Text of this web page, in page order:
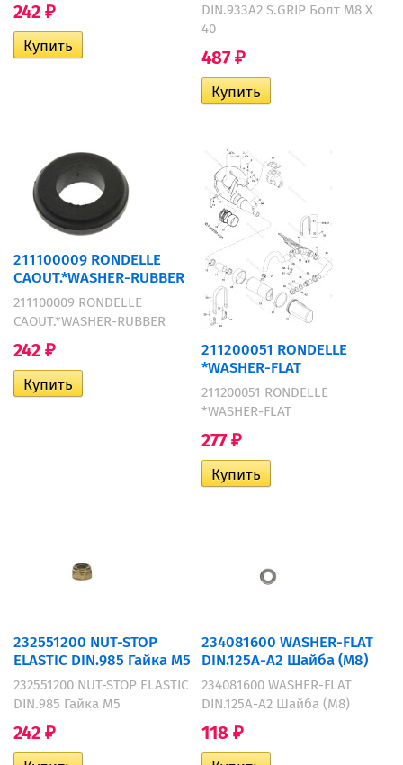
242 ₽
DIN.933A2 S.GRIP Болт M8 X
40
487 ₽
211100009 RONDELLE
CAOUT.*WASHER-RUBBER
211100009 RONDELLE
CAOUT.*WASHER-RUBBER
242 ₽
211200051 RONDELLE
*WASHER-FLAT
211200051 RONDELLE
*WASHER-FLAT
277 ₽
232551200 NUT-STOP
ELASTIC DIN.985 Гайка M5
232551200 NUT-STOP ELASTIC
DIN.985 Гайка M5
242 ₽
234081600 WASHER-FLAT
DIN.125A-A2 Шайба (М8)
234081600 WASHER-FLAT
DIN.125A-A2 Шайба (М8)
118 ₽